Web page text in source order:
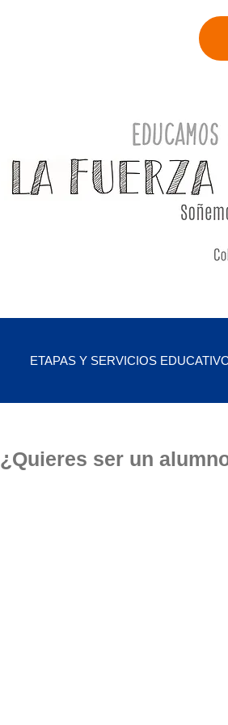
ETAPAS Y SERVICIOS
¿Quieres ser un